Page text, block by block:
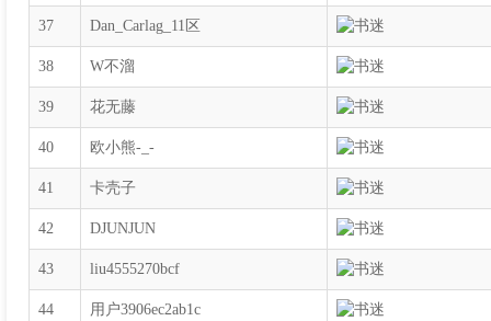
37 Dan_Carlag_11区
38 W不溜
39 花无藤
40 欧小熊-_-
41 卡壳子
42 DJUNJUN
43 liu4555270bcf
44 用户3906ec2ab1c